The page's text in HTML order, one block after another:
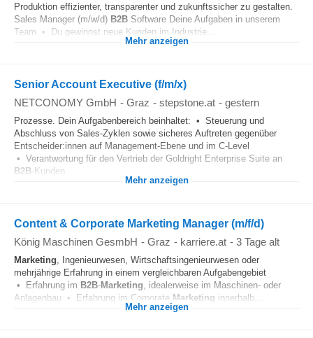
Produktion effizienter, transparenter und zukunftssicher zu gestalten.
Sales Manager (m/w/d) B2B Software Deine Aufgaben in unserem
Team • Du gewinnst neue Kunden im Industrie...
Mehr anzeigen
Senior Account Executive (f/m/x)
NETCONOMY GmbH - Graz - stepstone.at - gestern
Prozesse. Dein Aufgabenbereich beinhaltet: • Steuerung und
Abschluss von Sales-Zyklen sowie sicheres Auftreten gegenüber
Entscheider:innen auf Management-Ebene und im C-Level
• Verantwortung für den Vertrieb der Goldright Enterprise Suite an
B2B-Kunden...
Mehr anzeigen
Content & Corporate Marketing Manager (m/f/d)
König Maschinen GesmbH - Graz - karriere.at - 3 Tage alt
Marketing, Ingenieurwesen, Wirtschaftsingenieurwesen oder
mehrjährige Erfahrung in einem vergleichbaren Aufgabengebiet
• Erfahrung im B2B-Marketing, idealerweise im Maschinen- oder
Anlagenbau • Erfahrung im Corporate Marketing innerhalb...
Mehr anzeigen